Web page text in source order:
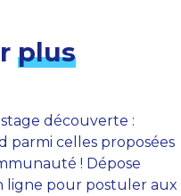
plus
découverte :
parmi celles proposées
! Dépose
ligne pour postuler aux